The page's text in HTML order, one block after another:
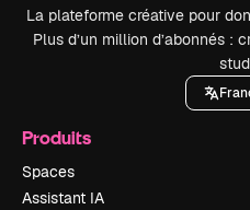
La plateforme créative pour
Plus d’un million d’abonnés :
Produits
Spaces
Assistant IA